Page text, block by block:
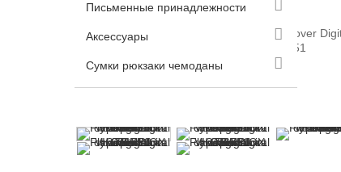
Письменные принадлежности
Аксессуары
Сумки рюкзаки чемоданы
Увеличить